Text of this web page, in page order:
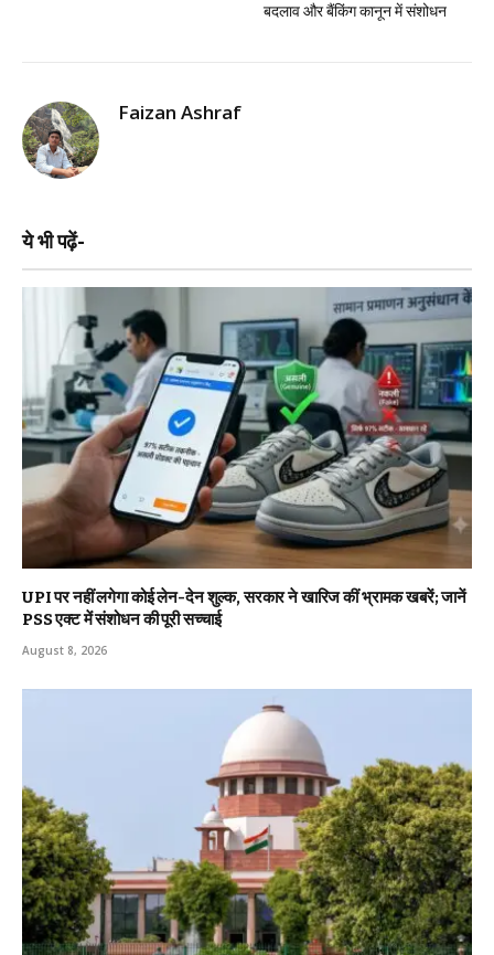
बदलाव और बैंकिंग कानून में संशोधन
Faizan Ashraf
ये भी पढ़ें-
UPI पर नहीं लगेगा कोई लेन-देन शुल्क, सरकार ने खारिज कीं भ्रामक खबरें; जानें
PSS एक्ट में संशोधन की पूरी सच्चाई
August 8, 2026